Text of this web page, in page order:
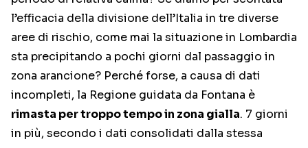
l’efficacia della divisione dell’Italia in tre diverse
aree di rischio, come mai la situazione in Lombardia
sta precipitando a pochi giorni dal passaggio in
zona arancione? Perché forse, a causa di dati
incompleti, la Regione guidata da Fontana è
rimasta per troppo tempo in zona gialla. 7 giorni
in più, secondo i dati consolidati dalla stessa